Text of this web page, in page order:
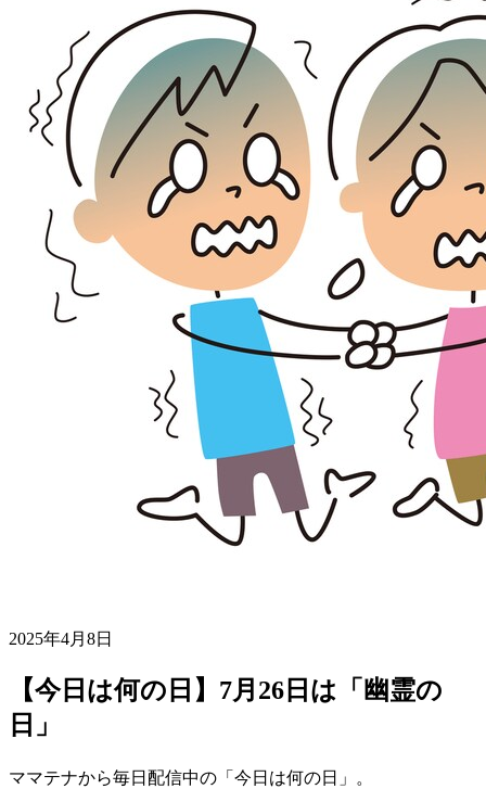
2025年4月8日
【今日は何の日】7月26日は「幽霊の
日」
ママテナから毎日配信中の「今日は何の日」。